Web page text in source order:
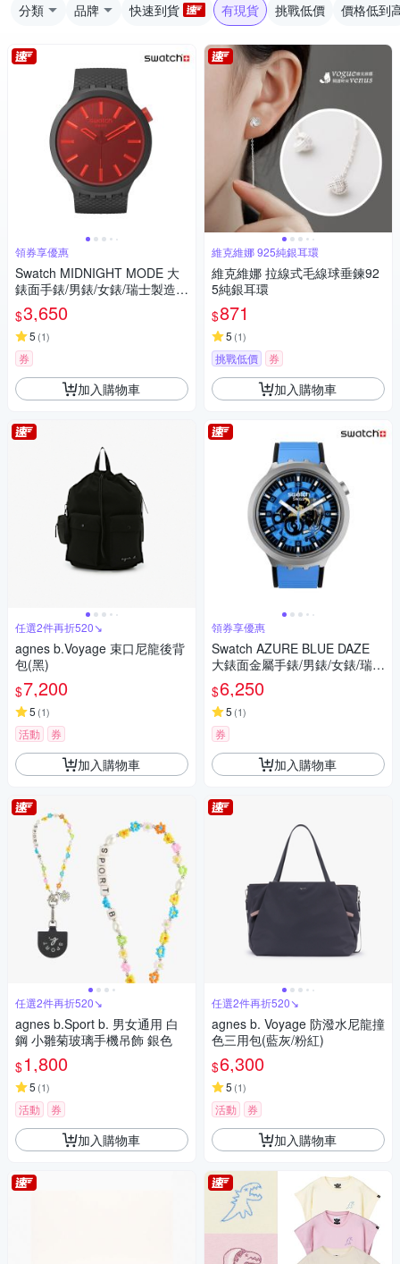
分類 品牌 快速到貨 有現貨 挑戰低價 價格低到
領券享優惠
Swatch MIDNIGHT MODE 大
錶面手錶/男錶/女錶/瑞士製造 S
B05B111 (47mm)
$3,650
5 (1)
券
加入購物車
任選2件再折520↘
agnes b.Voyage 束口尼龍後背
包(黑)
$7,200
5 (1)
活動 券
加入購物車
任選2件再折520↘
agnes b.Sport b. 男女通用 白
鋼 小雛菊玻璃手機吊飾 銀色
$1,800
5 (1)
活動 券
加入購物車
維克維娜 925純銀耳環
維克維娜 拉線式毛線球垂鍊92
5純銀耳環
$871
5 (1)
挑戰低價 券
加入購物車
領券享優惠
Swatch AZURE BLUE DAZE
大錶面金屬手錶/男錶/女錶/瑞士
製造 SB07S106 (47mm)
$6,250
5 (1)
券
加入購物車
任選2件再折520↘
agnes b. Voyage 防潑水尼龍撞
色三用包(藍灰/粉紅)
$6,300
5 (1)
活動 券
加入購物車